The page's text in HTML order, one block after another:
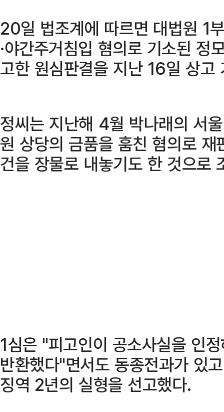
20일 법조계에 따르면 대법원 1
·야간주거침입 혐의로 기소된
고한 원심판결을 지난 16일 상고
정씨는 지난해 4월 박나래의 서
원 상당의 금품을 훔친 혐의로
건을 장물로 내놓기도 한 것으로
1심은 "피고인이 공소사실을 인
반환했다"면서도 동종전과가 있
징역 2년의 실형을 선고했다.